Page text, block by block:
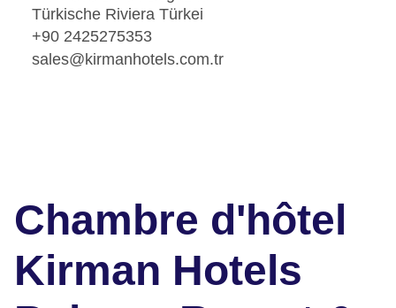
Türkische Riviera Türkei
+90 2425275353
sales@kirmanhotels.com.tr
Chambre d'hôtel
Kirman Hotels